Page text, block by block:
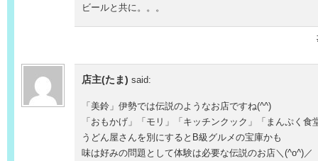
ビールと共に。。。
店主(たま) said:
「美鈴」伊勢では伝説のようなお店ですね(^^)
「おもかげ」「モリ」「キッチンクック」「まんぷく食
うどん屋さんを別にするとB級グルメの宝庫かも
味は好みの問題として体験は必要な伝説のお店＼(^o^)／